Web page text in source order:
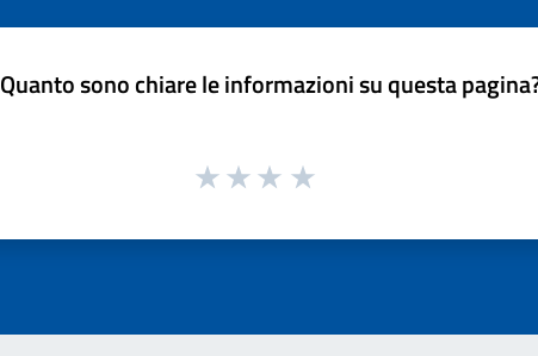
Quanto sono chiare le informazioni su questa